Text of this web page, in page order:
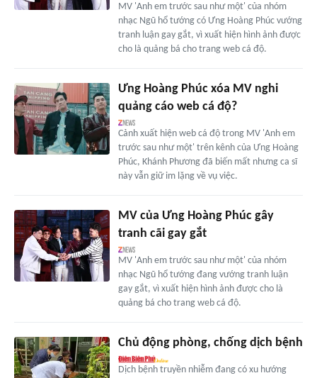
MV 'Anh em trước sau như một' của nhóm
nhạc Ngũ hổ tướng có Ưng Hoàng Phúc vướng
tranh luận gay gắt, vì xuất hiện hình ảnh được
cho là quảng bá cho trang web cá độ.
Ưng Hoàng Phúc xóa MV nghi
quảng cáo web cá độ?
Cảnh xuất hiện web cá độ trong MV 'Anh em
trước sau như một' trên kênh của Ưng Hoàng
Phúc, Khánh Phương đã biến mất nhưng ca sĩ
này vẫn giữ im lặng về vụ việc.
MV của Ưng Hoàng Phúc gây
tranh cãi gay gắt
MV 'Anh em trước sau như một' của nhóm
nhạc Ngũ hổ tướng đang vướng tranh luận
gay gắt, vì xuất hiện hình ảnh được cho là
quảng bá cho trang web cá độ.
Chủ động phòng, chống dịch bệnh
Dịch bệnh truyền nhiễm đang có xu hướng